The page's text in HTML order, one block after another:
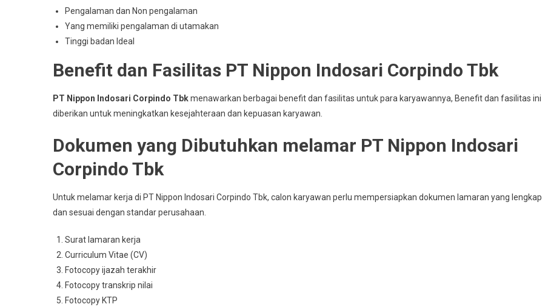
Pengalaman dan Non pengalaman
Yang memiliki pengalaman di utamakan
Tinggi badan Ideal
Benefit dan Fasilitas PT Nippon Indosari Corpindo Tbk
PT Nippon Indosari Corpindo Tbkmenawarkan berbagai benefit dan fasilitas untuk para karyawannya, Benefit dan fasilitas ini
diberikan untuk meningkatkan kesejahteraan dan kepuasan karyawan.
Dokumen yang Dibutuhkan melamar PT Nippon Indosari
Corpindo Tbk
Untuk melamar kerja di PT Nippon Indosari Corpindo Tbk, calon karyawan perlu mempersiapkan dokumen lamaran yang lengkap
dan sesuai dengan standar perusahaan.
Surat lamaran kerja
Curriculum Vitae (CV)
Fotocopy ijazah terakhir
Fotocopy transkrip nilai
Fotocopy KTP